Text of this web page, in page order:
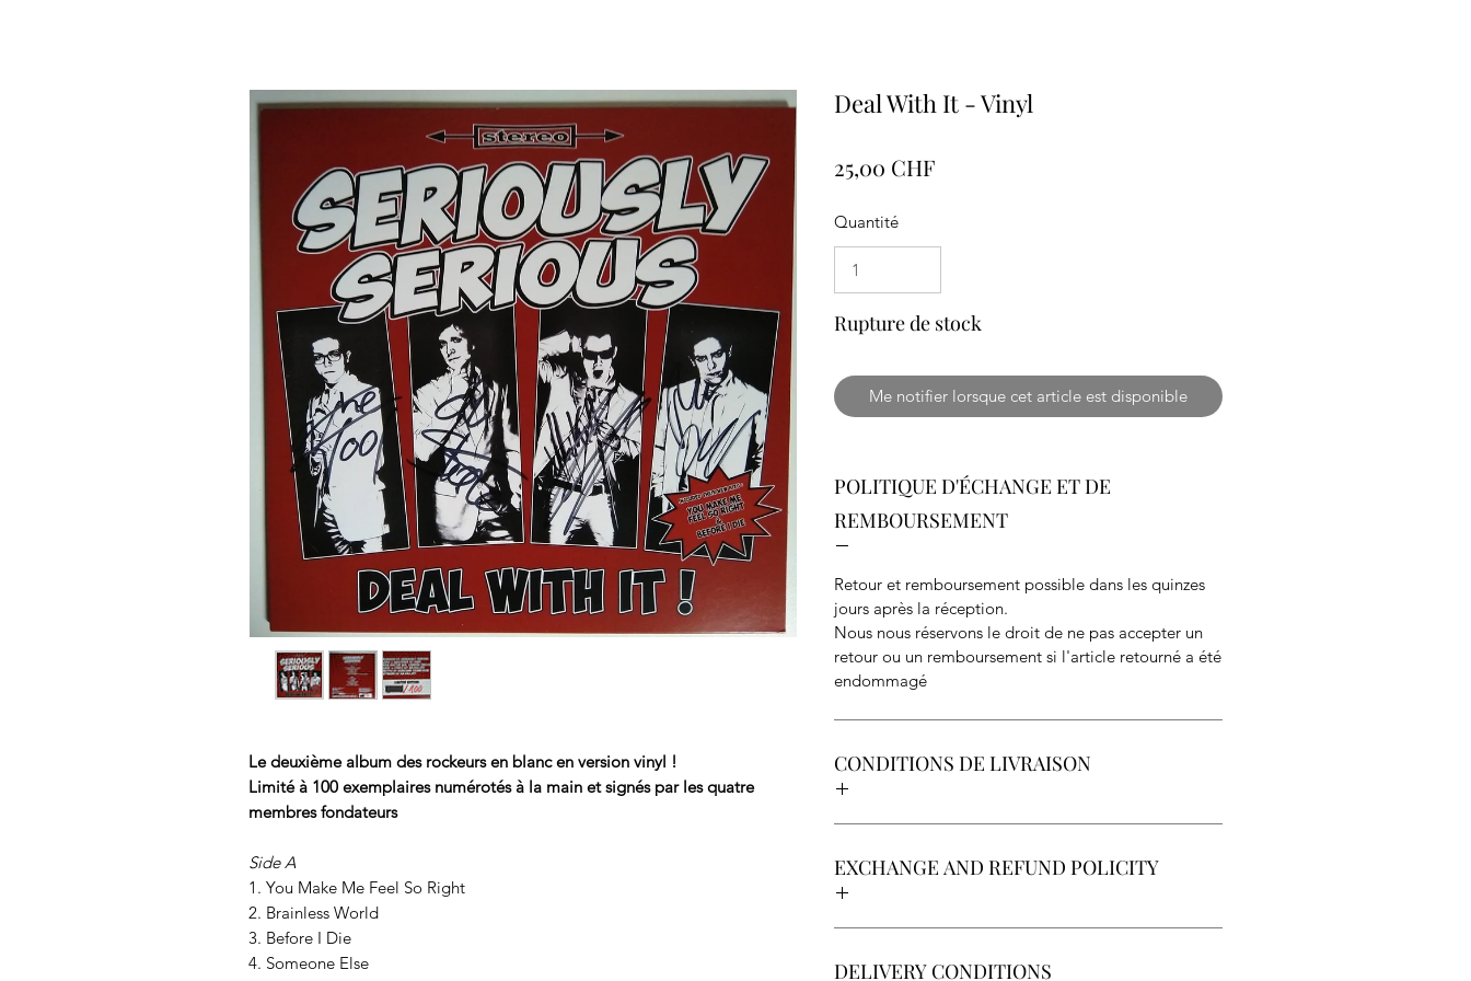
Le deuxième album des rockeurs en blanc en version vinyl !
Limité à 100 exemplaires numérotés à la main et signés par les quatre
membres fondateurs
Side A
1. You Make Me Feel So Right
2. Brainless World
3. Before I Die
4. Someone Else
Deal With It - Vinyl
25,00 CHFPrix
Quantité
Rupture de stock
Me notifier lorsque cet article est disponible
POLITIQUE D'ÉCHANGE ET DE
REMBOURSEMENT
Retour et remboursement possible dans les quinzes
jours après la réception.
Nous nous réservons le droit de ne pas accepter un
retour ou un remboursement si l'article retourné a été
endommagé
CONDITIONS DE LIVRAISON
Retrait gratuit, en concert, possible pour la
Emballage cadeau possible sur demande
EXCHANGE AND REFUND POLICITY
Returns and refunds are possible within 15 days of
DELIVERY CONDITIONS